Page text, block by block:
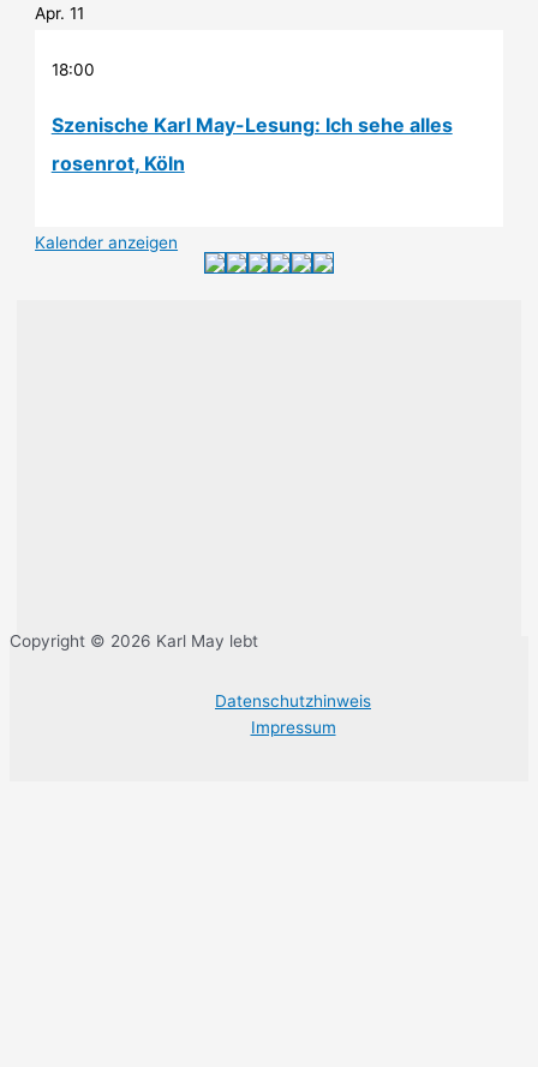
Apr.11
18:00
Szenische Karl May-Lesung: Ich sehe alles
rosenrot, Köln
Kalender anzeigen
Copyright © 2026 Karl May lebt
Datenschutzhinweis
Impressum